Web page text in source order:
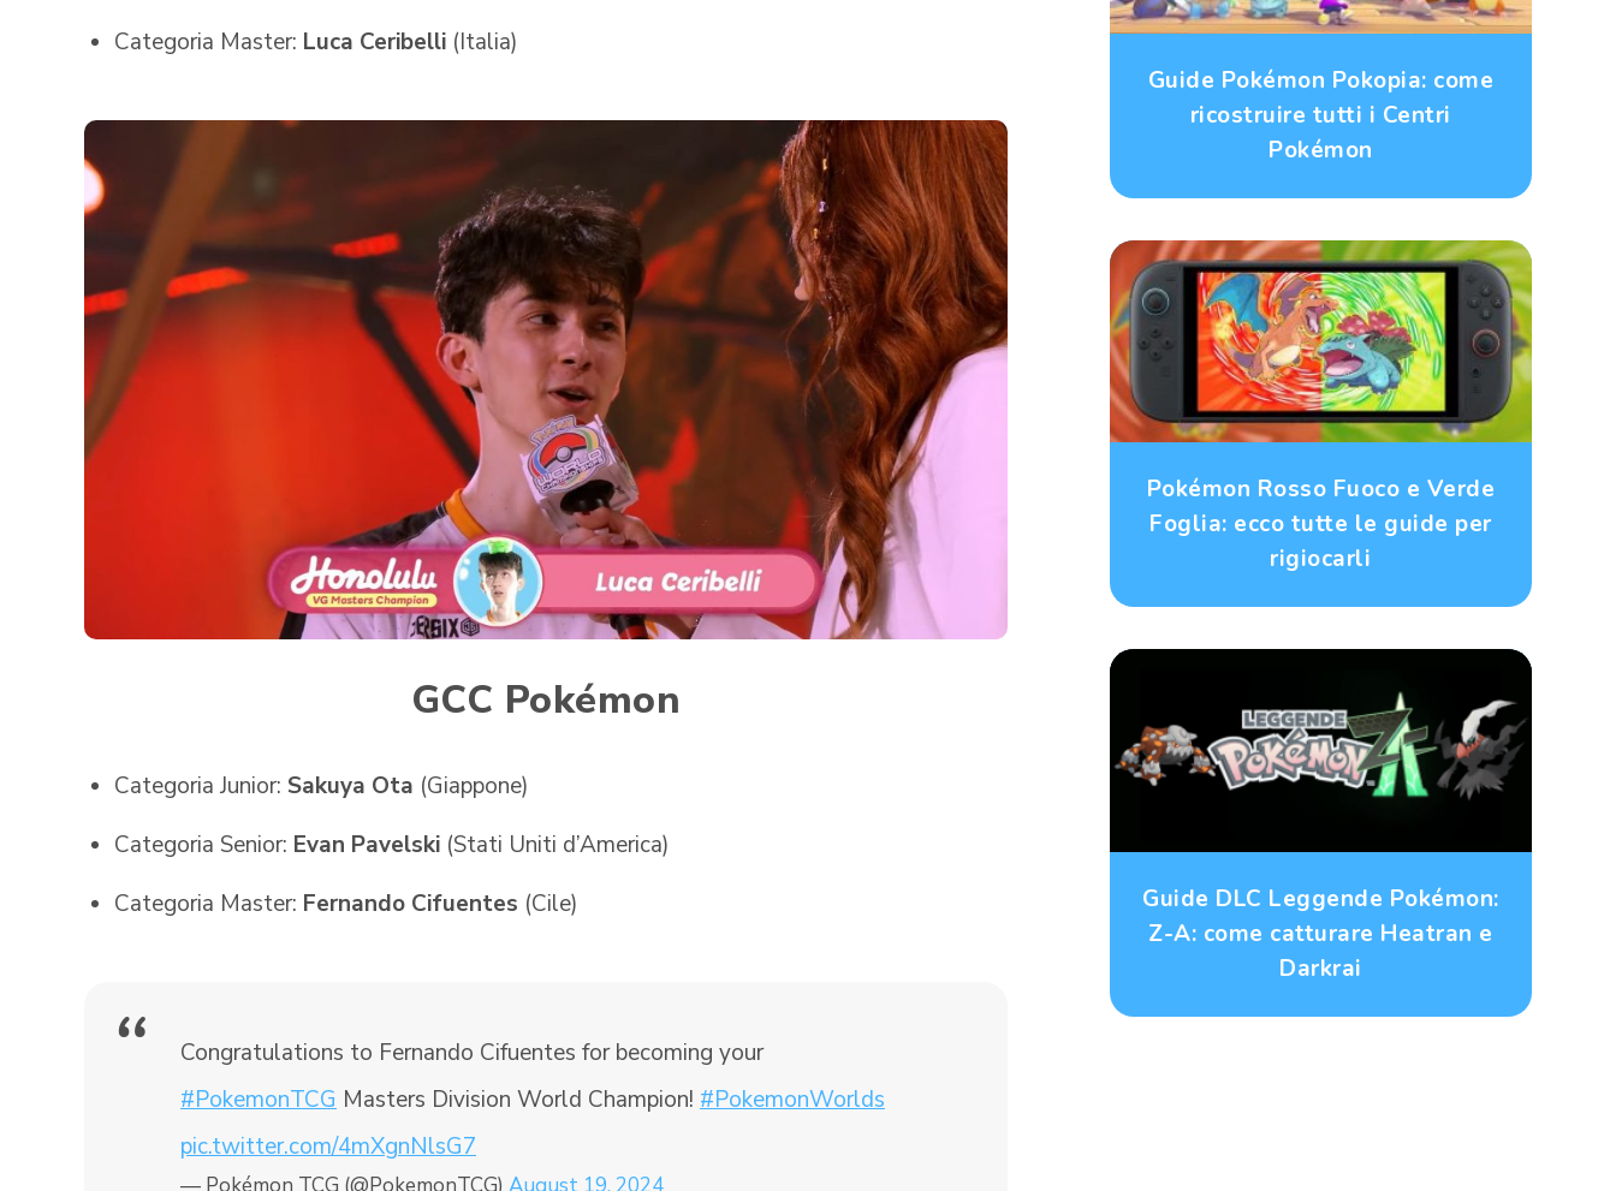
Categoria Master: Luca Ceribelli (Italia)
GCC Pokémon
Categoria Junior: Sakuya Ota (Giappone)
Categoria Senior: Evan Pavelski (Stati Uniti d’America)
Categoria Master: Fernando Cifuentes (Cile)
Congratulations to Fernando Cifuentes for becoming your
#PokemonTCG Masters Division World Champion! #PokemonWorlds
pic.twitter.com/4mXgnNlsG7
— Pokémon TCG (@PokemonTCG) August 19, 2024
Guide Pokémon Pokopia: come
ricostruire tutti i Centri
Pokémon
Pokémon Rosso Fuoco e Verde
Foglia: ecco tutte le guide per
rigiocarli
Guide DLC Leggende Pokémon:
Z-A: come catturare Heatran e
Darkrai